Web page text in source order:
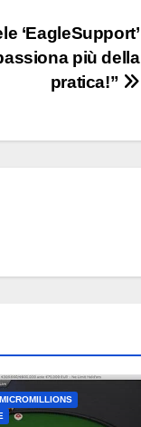
‘EagleSupport’
più della
pratica!”
MICROMILLIONS